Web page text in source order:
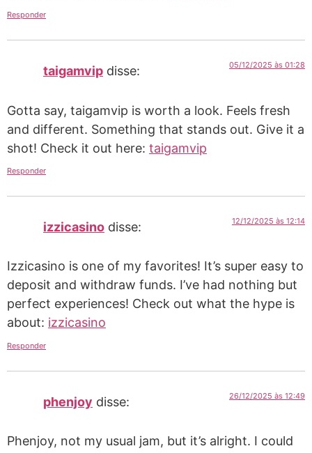
Responder
taigamvip disse: 05/12/2025 às 01:28
Gotta say, taigamvip is worth a look. Feels fresh
and different. Something that stands out. Give it a
shot! Check it out here: taigamvip
Responder
izzicasino disse: 12/12/2025 às 12:14
Izzicasino is one of my favorites! It’s super easy to
deposit and withdraw funds. I’ve had nothing but
perfect experiences! Check out what the hype is
about: izzicasino
Responder
phenjoy disse: 26/12/2025 às 12:49
Phenjoy, not my usual jam, but it’s alright. I could